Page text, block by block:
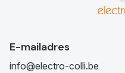
E-mailadres
info@electro-colli.be